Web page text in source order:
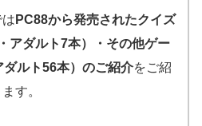
PC88から発売されたクイズ
アダルト7本）・その他ゲー
ダルト56本）のご紹介をご紹
す。